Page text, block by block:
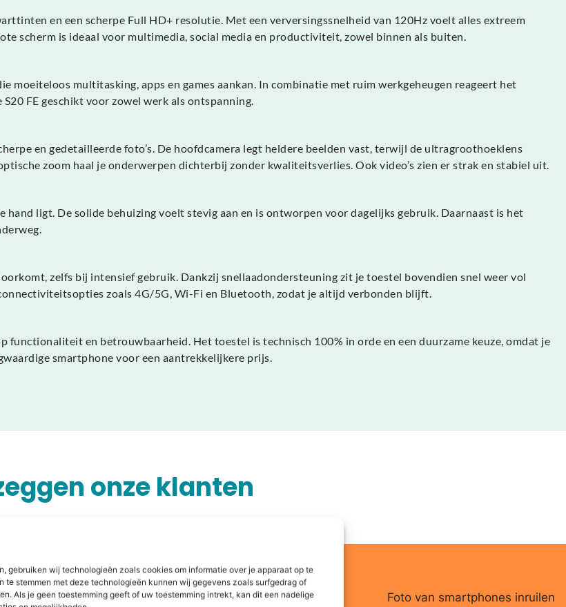
gebruiken wij technologieën zoals cookies om informatie over je apparaat op te
te stemmen met deze technologieën kunnen wij gegevens zoals surfgedrag of
Als je geen toestemming geeft of uw toestemming intrekt, kan dit een nadelige
en een scherpe Full HD+ resolutie. Met een verversingssnelheid van 120Hz voelt alles extreem
scherm is ideaal voor multimedia, social media en productiviteit, zowel binnen als buiten.
moeiteloos multitasking, apps en games aankan. In combinatie met ruim werkgeheugen reageert het
FE geschikt voor zowel werk als ontspanning.
en gedetailleerde foto’s. De hoofdcamera legt heldere beelden vast, terwijl de ultragroothoeklens
zoom haal je onderwerpen dichterbij zonder kwaliteitsverlies. Ook video’s zien er strak en stabiel uit.
ligt. De solide behuizing voelt stevig aan en is ontworpen voor dagelijks gebruik. Daarnaast is het
zelfs bij intensief gebruik. Dankzij snellaadondersteuning zit je toestel bovendien snel weer vol
zoals 4G/5G, Wi-Fi en Bluetooth, zodat je altijd verbonden blijft.
functionaliteit en betrouwbaarheid. Het toestel is technisch 100% in orde en een duurzame keuze, omdat je
smartphone voor een aantrekkelijkere prijs.
onze klanten